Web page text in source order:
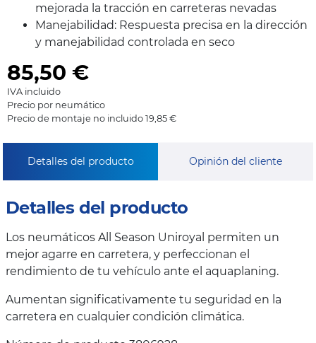
mejorada la tracción en carreteras nevadas
Manejabilidad: Respuesta precisa en la dirección
y manejabilidad controlada en seco
85,50 €
IVA incluido
Precio por neumático
Precio de montaje no incluido 19,85 €
Detalles del producto Opinión del cliente
Detalles del producto
Los neumáticos All Season Uniroyal permiten un
mejor agarre en carretera, y perfeccionan el
rendimiento de tu vehículo ante el aquaplaning.
Aumentan significativamente tu seguridad en la
carretera en cualquier condición climática.